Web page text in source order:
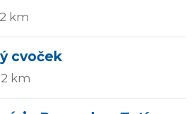
km
cvoček
km